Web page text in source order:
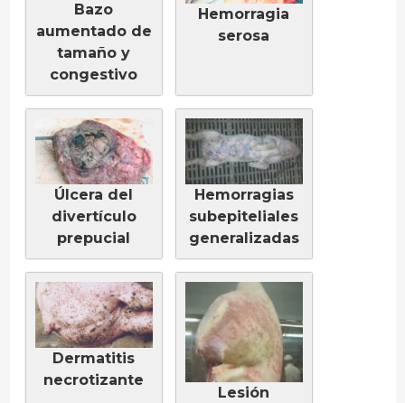
Bazo
aumentado de
tamaño y
congestivo
Hemorragia
serosa
Úlcera del
divertículo
prepucial
Hemorragias
subepiteliales
generalizadas
Dermatitis
necrotizante
Lesión